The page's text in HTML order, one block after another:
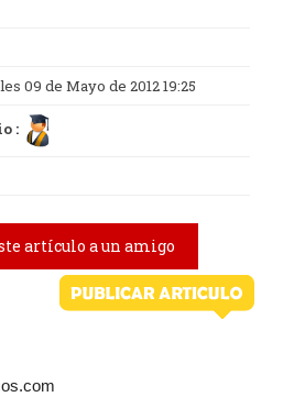
09 de Mayo de 2012 19:25
:
artículo a un amigo